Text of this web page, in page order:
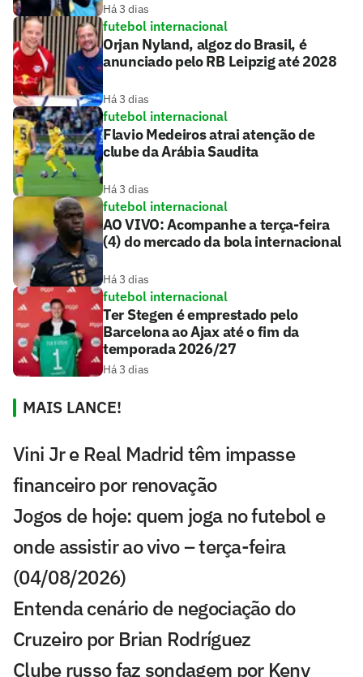
Há 3 dias
futebol internacional
Orjan Nyland, algoz do Brasil, é
anunciado pelo RB Leipzig até 2028
Há 3 dias
futebol internacional
Flavio Medeiros atrai atenção de
clube da Arábia Saudita
Há 3 dias
futebol internacional
AO VIVO: Acompanhe a terça-feira
(4) do mercado da bola internacional
Há 3 dias
futebol internacional
Ter Stegen é emprestado pelo
Barcelona ao Ajax até o fim da
temporada 2026/27
Há 3 dias
MAIS LANCE!
Vini Jr e Real Madrid têm impasse
financeiro por renovação
Jogos de hoje: quem joga no futebol e
onde assistir ao vivo – terça-feira
(04/08/2026)
Entenda cenário de negociação do
Cruzeiro por Brian Rodríguez
Clube russo faz sondagem por Keny